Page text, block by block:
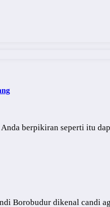
berpikiran seperti itu
Borobudur dikenal candi